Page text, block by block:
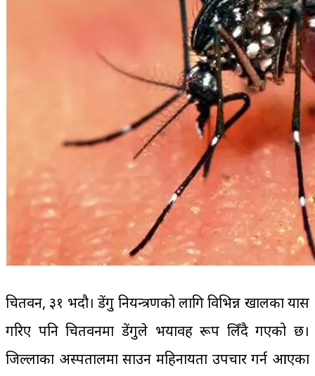
चितवन, ३१ भदौ। डेंगु नियन्त्रणको लागि विभिन्न खालका प्रयास
गरिए पनि चितवनमा डेंगुले भयावह रूप लिँदै गएको छ।
जिल्लाका अस्पतालमा साउन महिनायता उपचार गर्न आएका